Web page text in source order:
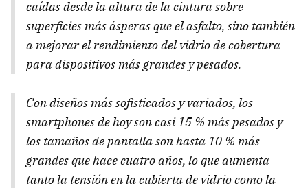
caídas desde la altura de la cintura sobre
superficies más ásperas que el asfalto, sino también
a mejorar el rendimiento del vidrio de cobertura
para dispositivos más grandes y pesados.
Con diseños más sofisticados y variados, los
smartphones de hoy son casi 15 % más pesados ​​y
los tamaños de pantalla son hasta 10 % más
grandes que hace cuatro años, lo que aumenta
tanto la tensión en la cubierta de vidrio como la